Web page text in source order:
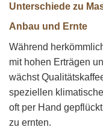
Unterschiede zu
Anbau und Ernte
Während
mit hohen Erträgen
wächst
speziellen
oft per Hand
zu ernten.